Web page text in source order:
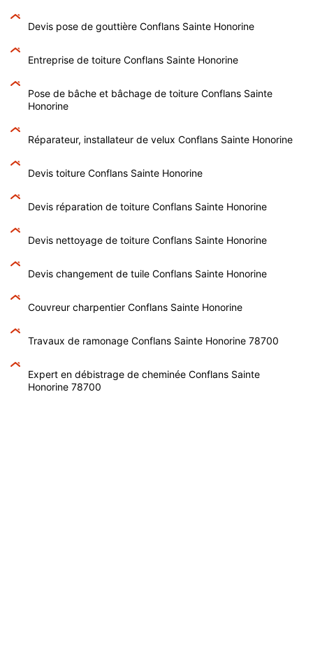
Devis pose de gouttière Conflans Sainte Honorine
Entreprise de toiture Conflans Sainte Honorine
Pose de bâche et bâchage de toiture Conflans Sainte
Honorine
Réparateur, installateur de velux Conflans Sainte Honorine
Devis toiture Conflans Sainte Honorine
Devis réparation de toiture Conflans Sainte Honorine
Devis nettoyage de toiture Conflans Sainte Honorine
Devis changement de tuile Conflans Sainte Honorine
Couvreur charpentier Conflans Sainte Honorine
Travaux de ramonage Conflans Sainte Honorine 78700
Expert en débistrage de cheminée Conflans Sainte
Honorine 78700